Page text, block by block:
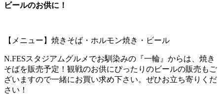
ビールのお供に！
【メニュー】焼きそば・ホルモン焼き・ビール
N.FESスタジアムグルメでお馴染みの『一輪』からは、焼き
そばを販売予定！観戦のお供にぴったりのビールの販売もご
ざいますので一緒にお買い求め下さい。ぜひお立ち寄りくだ
さい！